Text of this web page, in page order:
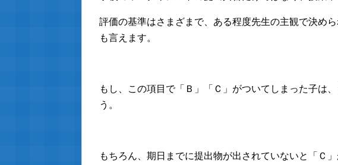
評価の基準はさまざまで、ある程度先生の主観で決め
も言えます。
もし、この項目で「Ｂ」「Ｃ」がついてしまった子は
う。
もちろん、期日までに提出物が出されていないと「Ｃ」